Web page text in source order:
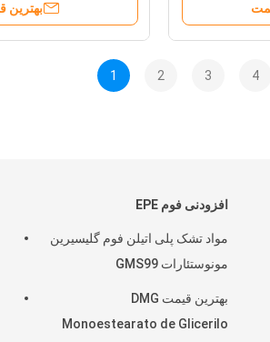
بهترین
1 2 3 4
افزودنی فوم EPE
مواد تشک پلی اتیلن فوم گلیسیرین
مونوستئارات GMS99
بهترین قیمت DMG
Monoestearato de Glicerilo